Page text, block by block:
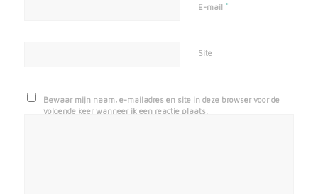
E-mail *
Site
Bewaar mijn naam, e-mailadres en site in deze browser voor de
volgende keer wanneer ik een reactie plaats.